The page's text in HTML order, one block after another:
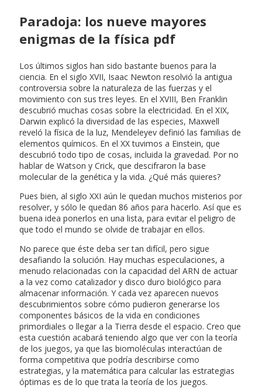
Paradoja: los nueve mayores
enigmas de la física pdf
Los últimos siglos han sido bastante buenos para la
ciencia. En el siglo XVII, Isaac Newton resolvió la antigua
controversia sobre la naturaleza de las fuerzas y el
movimiento con sus tres leyes. En el XVIII, Ben Franklin
descubrió muchas cosas sobre la electricidad. En el XIX,
Darwin explicó la diversidad de las especies, Maxwell
reveló la física de la luz, Mendeleyev definió las familias de
elementos químicos. En el XX tuvimos a Einstein, que
descubrió todo tipo de cosas, incluida la gravedad. Por no
hablar de Watson y Crick, que descifraron la base
molecular de la genética y la vida. ¿Qué más quieres?
Pues bien, al siglo XXI aún le quedan muchos misterios por
resolver, y sólo le quedan 86 años para hacerlo. Así que es
buena idea ponerlos en una lista, para evitar el peligro de
que todo el mundo se olvide de trabajar en ellos.
No parece que éste deba ser tan difícil, pero sigue
desafiando la solución. Hay muchas especulaciones, a
menudo relacionadas con la capacidad del ARN de actuar
a la vez como catalizador y disco duro biológico para
almacenar información. Y cada vez aparecen nuevos
descubrimientos sobre cómo pudieron generarse los
componentes básicos de la vida en condiciones
primordiales o llegar a la Tierra desde el espacio. Creo que
esta cuestión acabará teniendo algo que ver con la teoría
de los juegos, ya que las biomoléculas interactúan de
forma competitiva que podría describirse como
estrategias, y la matemática para calcular las estrategias
óptimas es de lo que trata la teoría de los juegos.